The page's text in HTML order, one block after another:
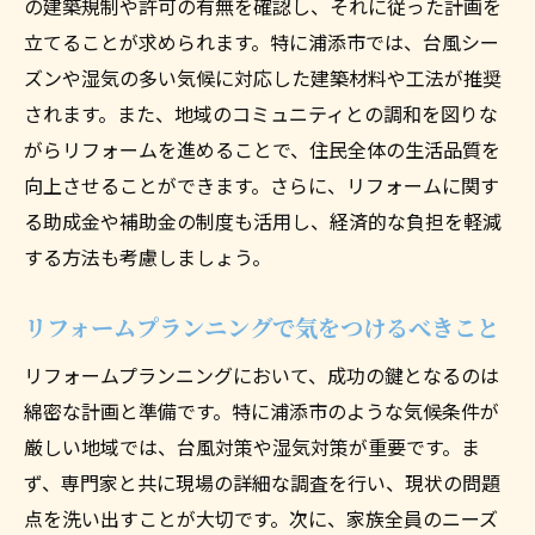
の建築規制や許可の有無を確認し、それに従った計画を
立てることが求められます。特に浦添市では、台風シー
ズンや湿気の多い気候に対応した建築材料や工法が推奨
されます。また、地域のコミュニティとの調和を図りな
がらリフォームを進めることで、住民全体の生活品質を
向上させることができます。さらに、リフォームに関す
る助成金や補助金の制度も活用し、経済的な負担を軽減
する方法も考慮しましょう。
リフォームプランニングで気をつけるべきこと
リフォームプランニングにおいて、成功の鍵となるのは
綿密な計画と準備です。特に浦添市のような気候条件が
厳しい地域では、台風対策や湿気対策が重要です。ま
ず、専門家と共に現場の詳細な調査を行い、現状の問題
点を洗い出すことが大切です。次に、家族全員のニーズ